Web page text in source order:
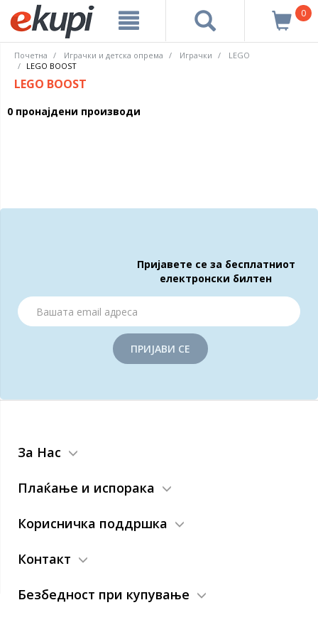
0
Почетна Играчки и детска опрема Играчки
LEGO
LEGO BOOST
LEGO BOOST
0 пронајдени производи
Пријавете се за бесплатниот
електронски билтен
ПРИЈАВИ СЕ
За Нас
Плаќање и испорака
Корисничка поддршка
Контакт
Безбедност при купување